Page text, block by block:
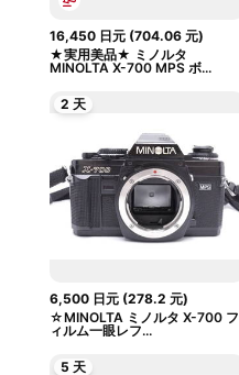
16,450 日元(704.06 元)
★実用美品★ ミノルタ
MINOLTA X-700 MPS ボ...
2 天
6,500 日元(278.2 元)
☆MINOLTA ミノルタ X-700 フ
ィルム一眼レフ...
5 天